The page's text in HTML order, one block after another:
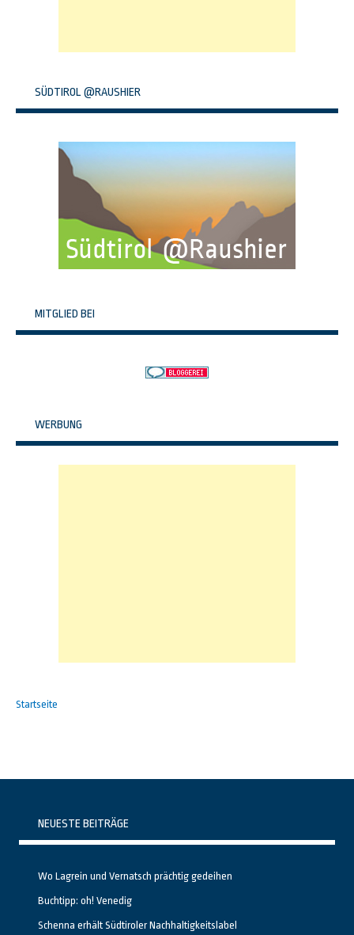
SÜDTIROL @RAUSHIER
MITGLIED BEI
WERBUNG
Startseite
NEUESTE BEITRÄGE
Wo Lagrein und Vernatsch prächtig gedeihen
Buchtipp: oh! Venedig
Schenna erhält Südtiroler Nachhaltigkeitslabel